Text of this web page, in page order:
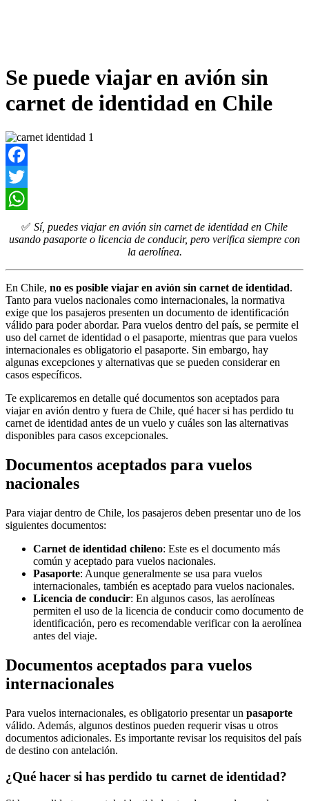
Se puede viajar en avión sin
carnet de identidad en Chile
Facebook
Twitter
WhatsApp
✅ Sí, puedes viajar en avión sin carnet de identidad en Chile
usando pasaporte o licencia de conducir, pero verifica siempre con
la aerolínea.
En Chile, no es posible viajar en avión sin carnet de identidad.
Tanto para vuelos nacionales como internacionales, la normativa
exige que los pasajeros presenten un documento de identificación
válido para poder abordar. Para vuelos dentro del país, se permite el
uso del carnet de identidad o el pasaporte, mientras que para vuelos
internacionales es obligatorio el pasaporte. Sin embargo, hay
algunas excepciones y alternativas que se pueden considerar en
casos específicos.
Te explicaremos en detalle qué documentos son aceptados para
viajar en avión dentro y fuera de Chile, qué hacer si has perdido tu
carnet de identidad antes de un vuelo y cuáles son las alternativas
disponibles para casos excepcionales.
Documentos aceptados para vuelos
nacionales
Para viajar dentro de Chile, los pasajeros deben presentar uno de los
siguientes documentos:
Carnet de identidad chileno: Este es el documento más
común y aceptado para vuelos nacionales.
Pasaporte: Aunque generalmente se usa para vuelos
internacionales, también es aceptado para vuelos nacionales.
Licencia de conducir: En algunos casos, las aerolíneas
permiten el uso de la licencia de conducir como documento de
identificación, pero es recomendable verificar con la aerolínea
antes del viaje.
Documentos aceptados para vuelos
internacionales
Para vuelos internacionales, es obligatorio presentar un pasaporte
válido. Además, algunos destinos pueden requerir visas u otros
documentos adicionales. Es importante revisar los requisitos del país
de destino con antelación.
¿Qué hacer si has perdido tu carnet de identidad?